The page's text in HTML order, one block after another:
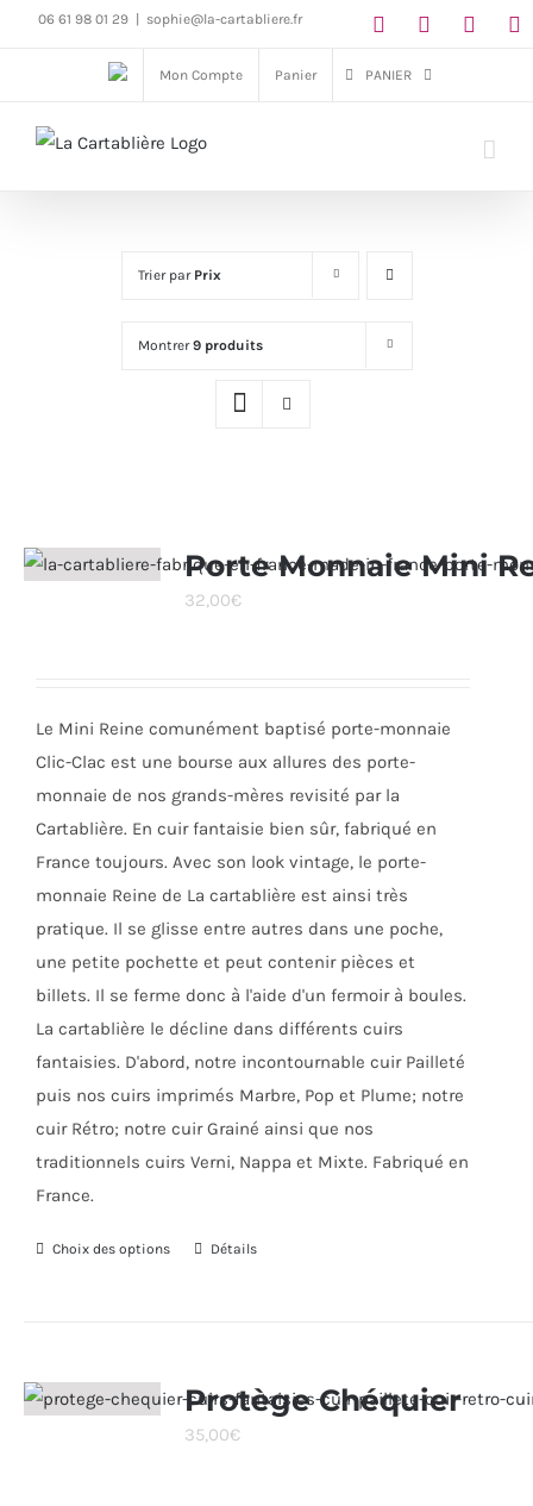
Passer06 61 98 01 29 sophie@la-cartabliere.fr
Mon Compte Panier PANIER
Trier par Prix
Montrer9 produits
Porte Monnaie Mini
32,00€
Le Mini Reine comunément baptisé porte-monnaie
Clic-Clac est une bourse aux allures des porte-
monnaie de nos grands-mères revisité par la
Cartablière. En cuir fantaisie bien sûr, fabriqué en
France toujours. Avec son look vintage, le porte-
monnaie Reine de La cartablière est ainsi très
pratique. Il se glisse entre autres dans une poche,
une petite pochette et peut contenir pièces et
billets. Il se ferme donc à l'aide d'un fermoir à boules.
La cartablière le décline dans différents cuirs
fantaisies. D'abord, notre incontournable cuir Pailleté
puis nos cuirs imprimés Marbre, Pop et Plume; notre
cuir Rétro; notre cuir Grainé ainsi que nos
traditionnels cuirs Verni, Nappa et Mixte. Fabriqué en
France.
Choix des options
Ce
variations.
Les
Détails
Protège Chéquier
35,00€